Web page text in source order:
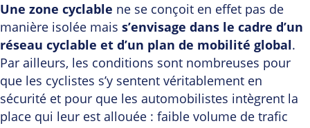
Une zone cyclable ne se conçoit en effet pas de
manière isolée mais s’envisage dans le cadre d’un
réseau cyclable et d’un plan de mobilité global.
Par ailleurs, les conditions sont nombreuses pour
que les cyclistes s’y sentent véritablement en
sécurité et pour que les automobilistes intègrent la
place qui leur est allouée : faible volume de trafic